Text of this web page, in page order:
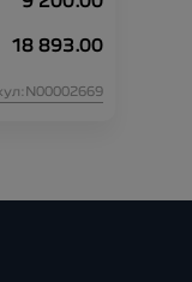
18 893.00